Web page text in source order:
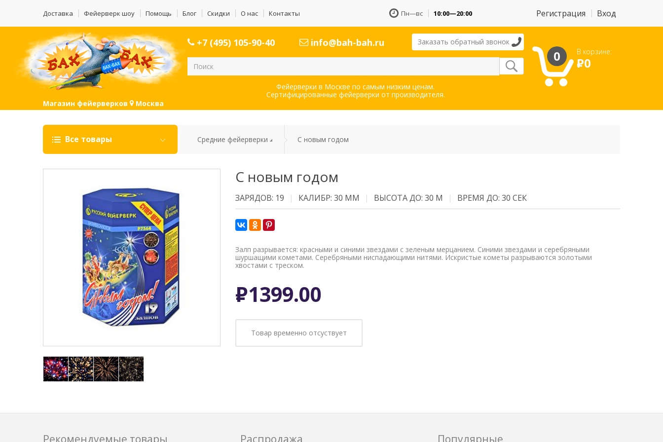
Доставка Фейерверк шоу Помощь Блог Скидки О нас Контакты Пн—вс 10:00—20:00 Регистрация Вход
+7 (495) 105-90-40 info@bah-bah.ru Заказать обратный звонок
Фейерверки в Москве по самым низким ценам.
Сертифицированные фейерверки от производителя.
0 В корзине:
Р0
Магазин фейерверков Москва
Все товары Средние фейерверки С новым годом
С новым годом
ЗАРЯДОВ: 19 КАЛИБР: 30 ММ ВЫСОТА ДО: 30 М ВРЕМЯ ДО: 30 СЕК
Залп разрывается: красными и синими звездами с зеленым мерцанием. Синими звездами и серебряными
шуршащими кометами. Серебряными ниспадающими нитями. Искристые кометы разрываются золотыми
хвостами с треском.
Р1399.00
Товар временно отсуствует
Рекомендуемые товары Распродажа Популярные